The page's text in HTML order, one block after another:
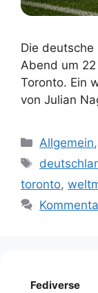
Die
Abend um
Toronto. Ein
von Julian
Kategorien
Allgemein,
toronto,
Fediverse